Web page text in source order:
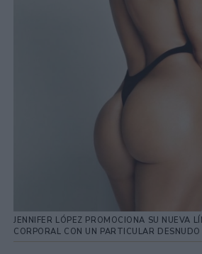
JENNIFER LÓPEZ PROMOCIONA SU NUEVA
CORPORAL CON UN PARTICULAR DESNUDO